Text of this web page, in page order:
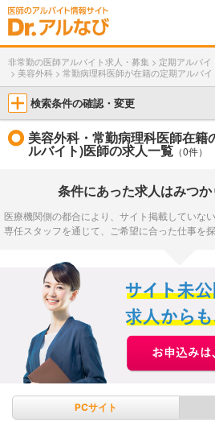
非常勤の医師アルバイト求人・募集 > 定期アルバ
> 美容外科 > 常勤病理科医師が在籍の定期アルバイ
検索条件の確認・変更
美容外科・常勤病理科医師在籍
ルバイト)医師の求人一覧 （0件）
条件にあった求人はみつ
医療機関側の都合により、サイト掲載していない
専任スタッフを通じて、ご希望に合った仕事を
PCサイト